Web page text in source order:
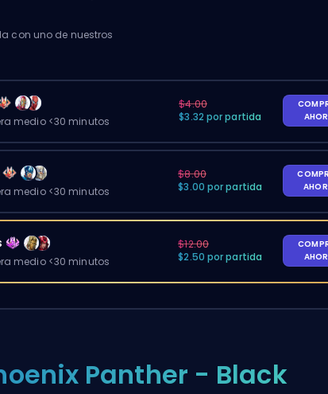
con uno de nuestros
medio <30 minutos
$4.00
$3.32 por partida
medio <30 minutos
$8.00
$3.00 por partida
medio <30 minutos
$12.00
$2.50 por partida
Panther - Black